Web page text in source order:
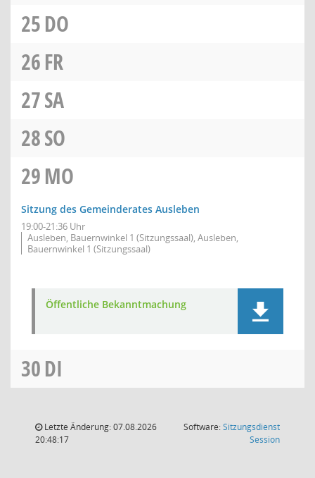
25DO
26FR
27SA
28SO
29MO
Sitzung des Gemeinderates Ausleben
19:00-21:36 Uhr
Ausleben, Bauernwinkel 1 (Sitzungssaal), Ausleben,
Bauernwinkel 1 (Sitzungssaal)
Öffentliche Bekanntmachung
30DI
Letzte Änderung: 07.08.2026
20:48:17
Software:Sitzungsdienst
Session(Wird in